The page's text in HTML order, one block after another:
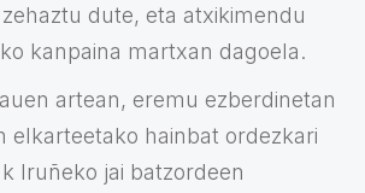
dute, eta atxikimendu
kanpaina martxan dagoela.
artean, eremu ezberdinetan
elkarteetako hainbat ordezkari
Iruñeko jai batzordeen